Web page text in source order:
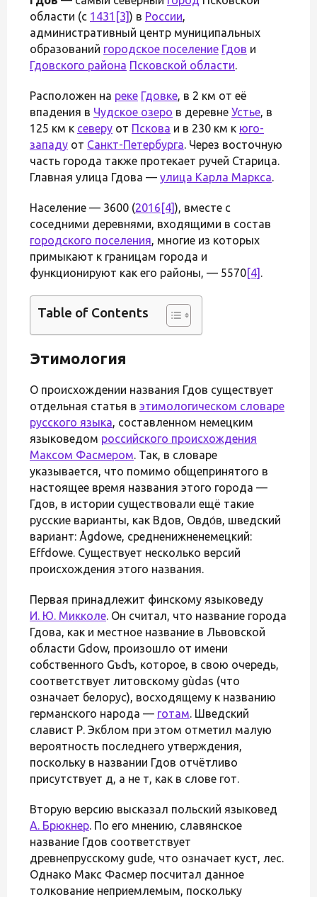
области (с 1431 [3]) в России,
административный центр муниципальных
образований городское поселение Гдов и
Гдовского района Псковской области.
Расположен на реке Гдовке, в 2 км от её
впадения в Чудское озеро в деревне Устье, в
125 км к северу от Пскова и в 230 км к юго-
западу от Санкт-Петербурга. Через восточную
часть города также протекает ручей Старица.
Главная улица Гдова — улица Карла Маркса.
Население — 3600 (2016 [4]), вместе с
соседними деревнями, входящими в состав
городского поселения, многие из которых
примыкают к границам города и
функционируют как его районы, — 5570[4] .
Table of Contents
Этимология
О происхождении названия Гдов существует
отдельная статья в этимологическом словаре
русского языка, составленном немецким
языковедом российского происхождения
Максом Фасмером. Так, в словаре
указывается, что помимо общепринятого в
настоящее время названия этого города —
Гдов, в истории существовали ещё такие
русские варианты, как Вдов, Овдо́в, шведский
вариант: Ågdowe, средненижненемецкий:
Effdowe. Существует несколько версий
происхождения этого названия.
Первая принадлежит финскому языковеду
И. Ю. Микколе. Он считал, что название города
Гдова, как и местное название в Львовской
области Gdow, произошло от имени
собственного Gъdъ, которое, в свою очередь,
соответствует литовскому gùdas (что
означает белорус), восходящему к названию
германского народа — готам. Шведский
славист Р. Экблом при этом отметил малую
вероятность последнего утверждения,
поскольку в названии Гдов отчётливо
присутствует д, а не т, как в слове гот.
Вторую версию высказал польский языковед
А. Брюкнер. По его мнению, славянское
название Гдов соответствует
древнепрусскому gude, что означает куст, лес.
Однако Макс Фасмер посчитал данное
толкование неприемлемым, поскольку